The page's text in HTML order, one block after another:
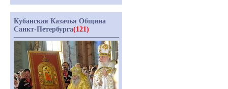
Кубанская Казачья Община
Санкт-Петербурга(121)